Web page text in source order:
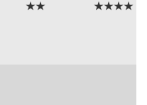
★★ ★★★★